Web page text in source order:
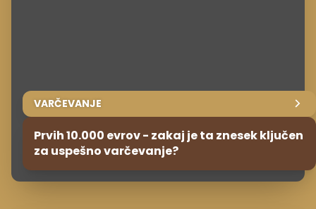
VARČEVANJE
Prvih 10.000 evrov - zakaj je ta znesek ključen
za uspešno varčevanje?